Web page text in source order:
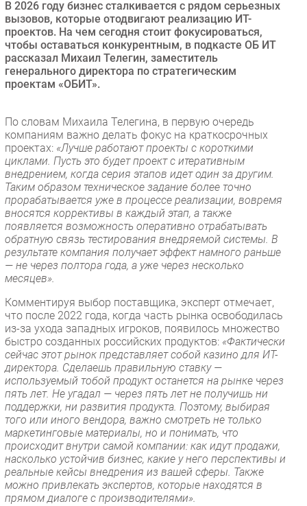
Безопасность
Инновации
CIO/Управление ИТ
Гаджеты
РАЗДЕЛЫ
Новости
Аналитика
Интервью
Мероприятия
Проекты
IT класс
Тестовый стенд
Каталог компаний
В 2026 году бизнес сталкивается с рядом серьезных
вызовов, которые отодвигают реализацию ИТ-
проектов. На чем сегодня стоит фокусироваться,
чтобы оставаться конкурентным, в подкасте ОБ ИТ
рассказал Михаил Телегин, заместитель
генерального директора по стратегическим
проектам «ОБИТ».
По словам Михаила Телегина, в первую очередь
компаниям важно делать фокус на краткосрочных
проектах: «Лучше работают проекты с короткими
циклами. Пусть это будет проект с итеративным
внедрением, когда серия этапов идет один за другим.
Таким образом техническое задание более точно
прорабатывается уже в процессе реализации, вовремя
вносятся коррективы в каждый этап, а также
появляется возможность оперативно отрабатывать
обратную связь тестирования внедряемой системы. В
результате компания получает эффект намного раньше
— не через полтора года, а уже через несколько
месяцев».
Комментируя выбор поставщика, эксперт отмечает,
что после 2022 года, когда часть рынка освободилась
из-за ухода западных игроков, появилось множество
быстро созданных российских продуктов: «Фактически
сейчас этот рынок представляет собой казино для ИТ-
директора. Сделаешь правильную ставку —
используемый тобой продукт останется на рынке через
пять лет. Не угадал — через пять лет не получишь ни
поддержки, ни развития продукта. Поэтому, выбирая
того или иного вендора, важно смотреть не только
маркетинговые материалы, но и понимать, что
происходит внутри самой компании: как идут продажи,
насколько устойчив бизнес, какие у него перспективы и
реальные кейсы внедрения из вашей сферы. Также
можно привлекать экспертов, которые находятся в
прямом диалоге с производителями».